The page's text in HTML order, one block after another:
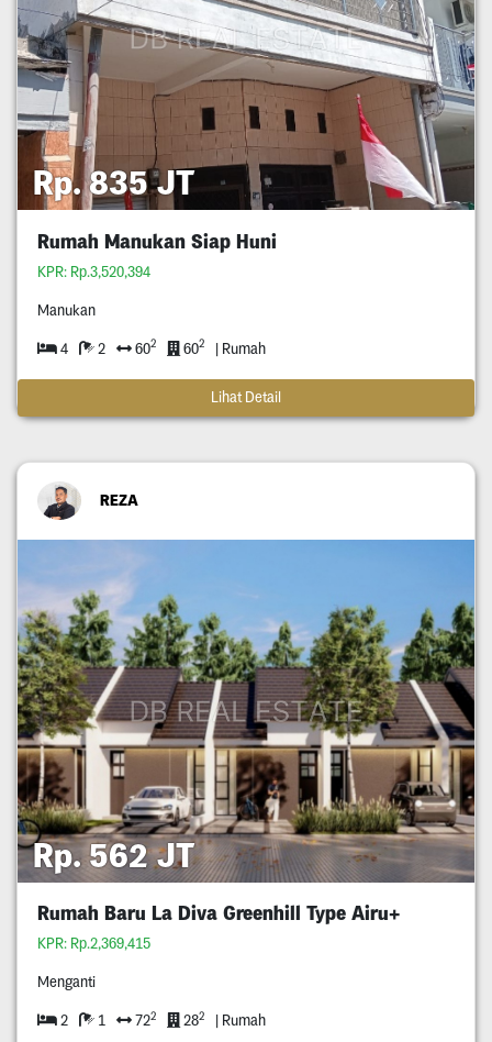
Rp. 835 JT
Rumah Manukan Siap Huni
KPR: Rp.3,520,394
Manukan
4 2 602 602 | Rumah
Lihat Detail
REZA
Rp. 562 JT
Rumah Baru La Diva Greenhill Type Airu+
KPR: Rp.2,369,415
Menganti
2 1 722 282 | Rumah